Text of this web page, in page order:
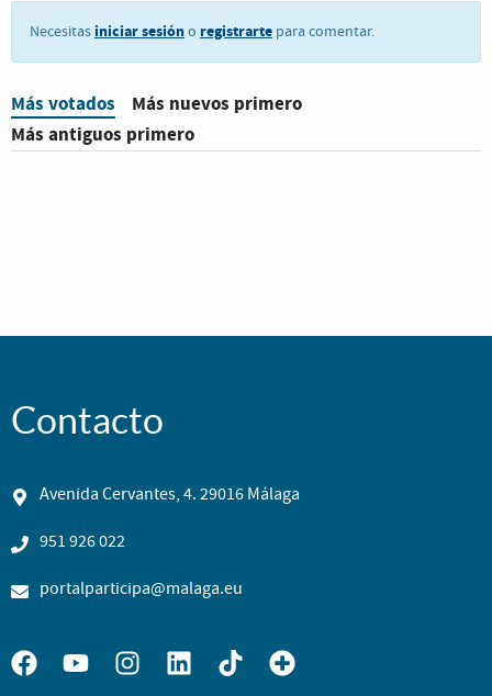
Necesitas iniciar sesióno registrarte para comentar.
Más votados
Más nuevos primero
Más antiguos primero
Contacto
Avenida Cervantes, 4. 29016 Málaga
951 926 022
portalparticipa@malaga.eu